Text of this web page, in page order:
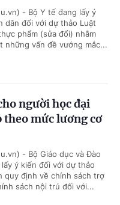
- Bộ Y tế đang lấy ý
dân đối với dự thảo Luật
phẩm (sửa đổi) nhằm
những vấn đề vướng mắc...
người học đại
theo mức lương cơ
- Bộ Giáo dục và Đào
ý kiến đối với dự thảo
quy định về chính sách trợ
sách nội trú đối với...